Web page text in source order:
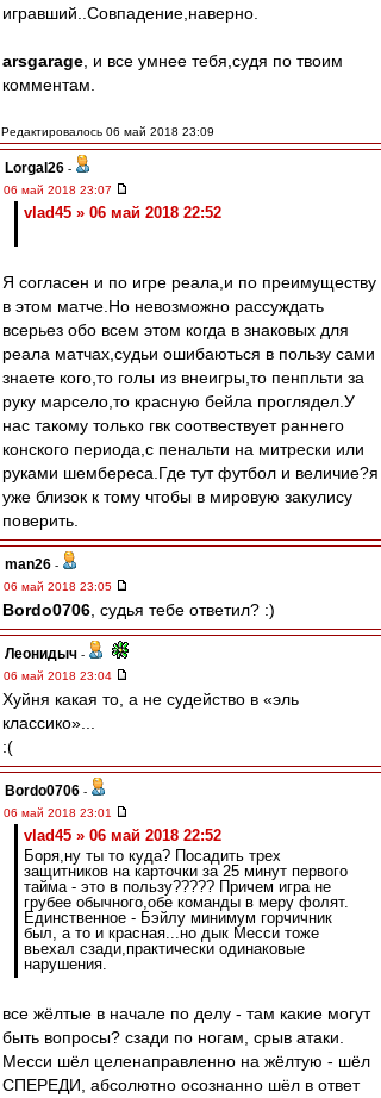
игравший..Совпадение,наверно.
arsgarage , и все умнее тебя,судя по твоим
комментам.
Редактировалось 06 май 2018 23:09
Lorgal26 -
06 май 2018 23:07
vlad45 » 06 май 2018 22:52
Я согласен и по игре реала,и по преимуществу
в этом матче.Но невозможно рассуждать
всерьез обо всем этом когда в знаковых для
реала матчах,судьи ошибаються в пользу сами
знаете кого,то голы из внеигры,то пенпльти за
руку марсело,то красную бейла проглядел.У
нас такому только гвк соотвествует раннего
конского периода,с пенальти на митрески или
руками шембереса.Где тут футбол и величие?я
уже близок к тому чтобы в мировую закулису
поверить.
man26 -
06 май 2018 23:05
Bordo0706 , судья тебе ответил? :)
Леонидыч -
06 май 2018 23:04
Хуйня какая то, а не судейство в «эль
классико»...
:(
Bordo0706 -
06 май 2018 23:01
vlad45 » 06 май 2018 22:52
Боря,ну ты то куда? Посадить трех
защитников на карточки за 25 минут первого
тайма - это в пользу????? Причем игра не
грубее обычного,обе команды в меру фолят.
Единственное - Бэйлу минимум горчичник
был, а то и красная...но дык Месси тоже
вьехал сзади,практически одинаковые
нарушения.
все жёлтые в начале по делу - там какие могут
быть вопросы? сзади по ногам, срыв атаки.
Месси шёл целенаправленно на жёлтую - шёл
СПЕРЕДИ, абсолютно осознанно шёл в ответ